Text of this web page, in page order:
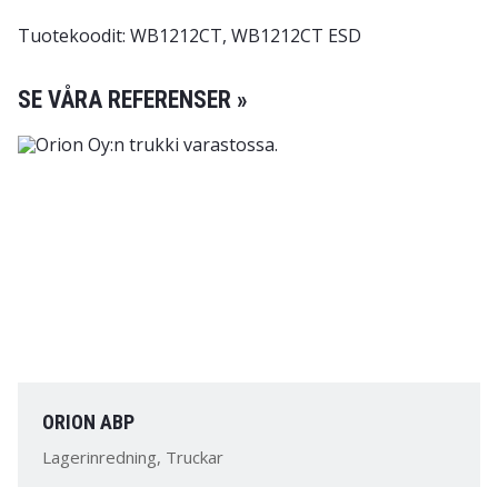
Tuotekoodit: WB1212CT, WB1212CT ESD
SE VÅRA REFERENSER »
ORION ABP
Lagerinredning, Truckar